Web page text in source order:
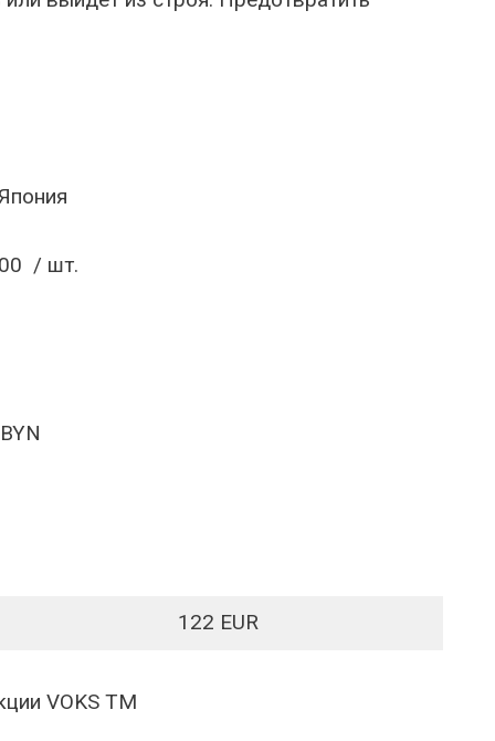
/ шт.
122 EUR
VOKS TM